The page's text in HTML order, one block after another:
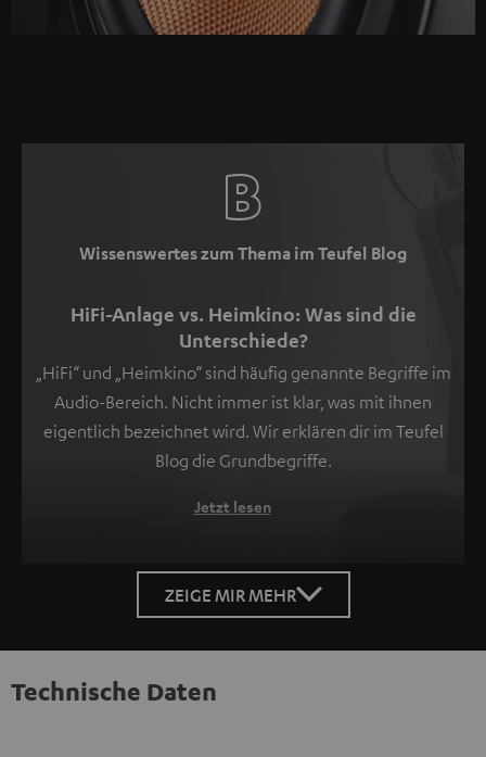
Informationen
Wissenswertes zum Thema im Teufel Blog
HiFi-Anlage vs. Heimkino: Was sind die
Unterschiede?
„HiFi“ und „Heimkino“ sind häufig genannte Begriffe im
Audio-Bereich. Nicht immer ist klar, was mit ihnen
eigentlich bezeichnet wird. Wir erklären dir im Teufel
Blog die Grundbegriffe.
Jetzt lesen
ZEIGE MIR MEHR
Technische Daten